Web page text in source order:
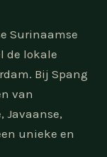
Surinaamse
de lokale
Bij Spang
van
Javaanse,
unieke en